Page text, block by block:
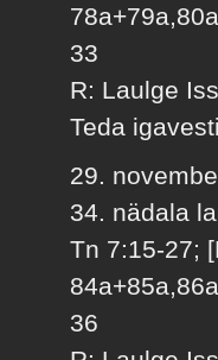
33
R: Laulge
Teda
29.
34. nädala
Tn 7:15-27;
36